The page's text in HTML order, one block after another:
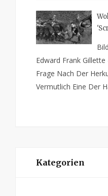
Edward Frank
Frage Nach Der
Vermutlich Eine Der
Kategorien